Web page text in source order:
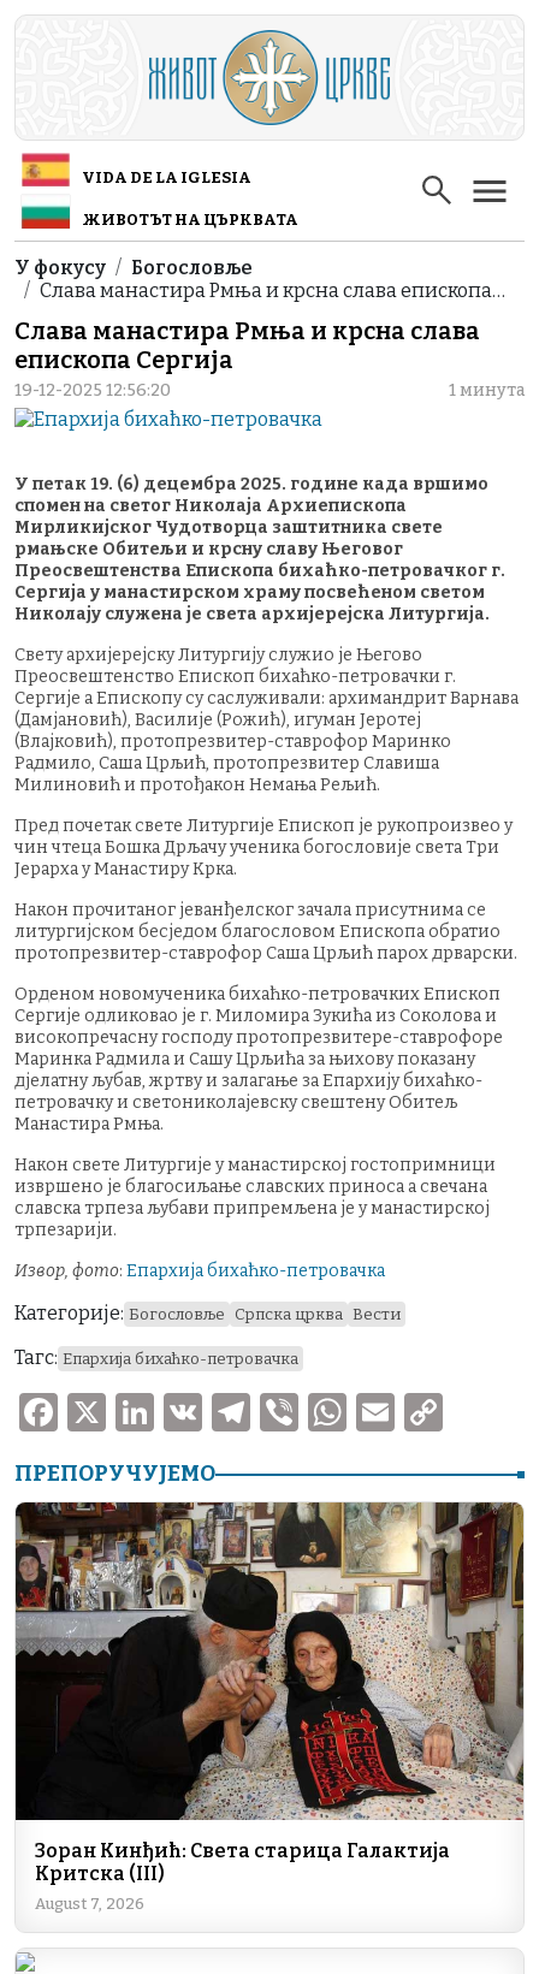
Skip to main content
VIDA DE LA IGLESIA
ЖИВОТЪТ НА ЦЪРКВАТА
Breadcrumb
У фокусу
Богословље
Слава манастира Рмња и крсна слава епископа…
Слава манастира Рмња и крсна слава
епископа Сергија
19-12-2025 12:56:20 1 минута
У петак 19. (6) децембра 2025. године када вршимо
спомен на светог Николаја Архиепископа
Мирликијског Чудотворца заштитника свете
рмањске Обитељи и крсну славу Његовог
Преосвештенства Епископа бихаћко-петровачког г.
Сергија у манастирском храму посвећеном светом
Николају служена је света архијерејска Литургија.
Свету архијерејску Литургију служио је Његово
Преосвештенство Епископ бихаћко-петровачки г.
Сергије а Епископу су саслуживали: архимандрит Варнава
(Дамјановић), Василије (Рожић), игуман Јеротеј
(Влајковић), протопрезвитер-ставрофор Маринко
Радмило, Саша Црљић, протопрезвитер Славиша
Милиновић и протођакон Немања Рељић.
Пред почетак свете Литургије Епископ је рукопроизвео у
чин чтеца Бошка Дрљачу ученика богословије света Три
Јерарха у Манастиру Крка.
Након прочитаног јеванђелског зачала присутнима се
литургијском бесједом благословом Епископа обратио
протопрезвитер-ставрофор Саша Црљић парох дрварски.
Орденом новомученика бихаћко-петровачких Епископ
Сергије одликовао је г. Миломира Зукића из Соколова и
високопречасну господу протопрезвитере-ставрофоре
Маринка Радмила и Сашу Црљића за њихову показану
дјелатну љубав, жртву и залагање за Епархију бихаћко-
петровачку и светониколајевску свештену Обитељ
Манастира Рмња.
Након свете Литургије у манастирској гостопримници
извршено је благосиљање славских приноса а свечана
славска трпеза љубави припремљена је у манастирској
трпезарији.
Извор, фото: Епархија бихаћко-петровачка
Категорије: Богословље Српска црква Вести
Тагс: Епархија бихаћко-петровачка
F
c
e
b
o
o
k
X
Li
k
e
dI
n
V
T
e
gr
a
m
V
er
W
at
s
A
p
p
E
ai
l
p
y
Li
n
k
ПРЕПОРУЧУЈЕМО
Зоран Кинђић: Света старица Галактија
Критска (III)
August 7, 2026